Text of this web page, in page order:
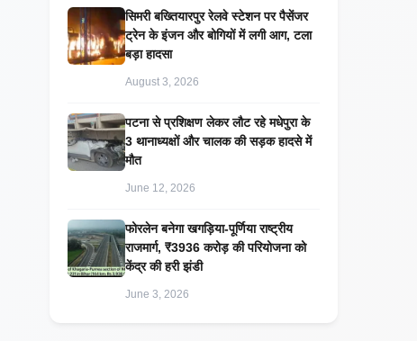
सिमरी बख्तियारपुर रेलवे स्टेशन पर पैसेंजर
ट्रेन के इंजन और बोगियों में लगी आग, टला
बड़ा हादसा
August 3, 2026
पटना से प्रशिक्षण लेकर लौट रहे मधेपुरा के
3 थानाध्यक्षों और चालक की सड़क हादसे में
मौत
June 12, 2026
​फोरलेन बनेगा खगड़िया-पूर्णिया राष्ट्रीय
राजमार्ग, ₹3936 करोड़ की परियोजना को
केंद्र की हरी झंडी
June 3, 2026